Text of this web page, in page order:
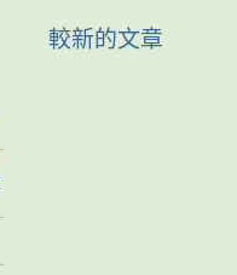
較新的文章